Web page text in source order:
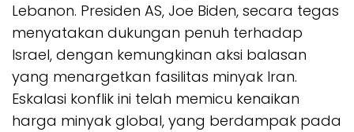
Lebanon. Presiden AS, Joe Biden, secara tegas
menyatakan dukungan penuh terhadap
Israel, dengan kemungkinan aksi balasan
yang menargetkan fasilitas minyak Iran.
Eskalasi konflik ini telah memicu kenaikan
harga minyak global, yang berdampak pada